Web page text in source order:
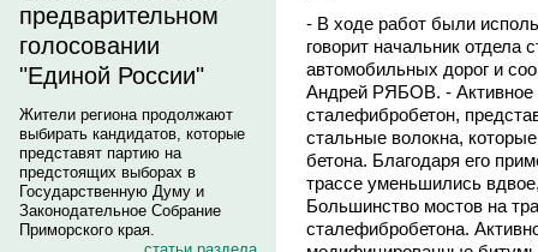
предварительном
голосовании
"Единой России"
Жители региона продолжают
выбирать кандидатов, которые
представят партию на
предстоящих выборах в
Государственную Думу и
Законодательное Собрание
Приморского края.
- В ходе работ были
говорит начальник отдела
автомобильных дорог и
Андрей РЯБОВ. - Активное
сталефибробетон,
стальные волокна,
бетона. Благодаря его
трассе уменьшились
Большинство мостов на
сталефибробетона.